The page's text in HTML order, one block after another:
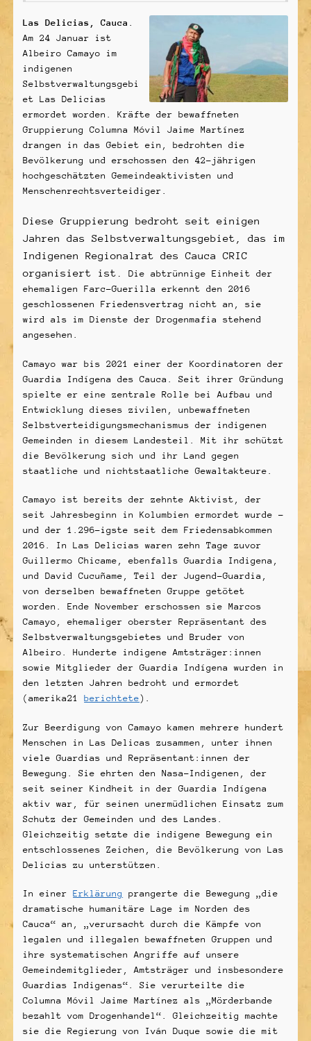
Las Delicias, Cauca
Am 24 Januar ist
Albeiro Camayo im
indigenen
Selbstverwaltungsgebi
et Las Delicias
ermordet worden. Kräfte der bewaffneten
Gruppierung Columna Móvil Jaime Martínez
drangen in das Gebiet ein, bedrohten die
Bevölkerung und erschossen den 42-jährigen
hochgeschätzten Gemeindeaktivisten und
Menschenrechtsverteidiger.
Diese Gruppierung bedroht seit einigen
Jahren das Selbstverwaltungsgebiet, das
im
Indigenen Regionalrat des Cauca CRIC
organisiert ist
Die abtrünnige Einheit der
ehemaligen Farc-Guerilla erkennt den 2016
geschlossenen Friedensvertrag nicht an, sie
wird als im Dienste der Drogenmafia stehend
angesehen.
Camayo war bis 2021 einer der Koordinatoren der
Guardia Indígena des Cauca. Seit ihrer Gründung
spielte er eine zentrale Rolle bei Aufbau und
Entwicklung dieses zivilen, unbewaffneten
Selbstverteidigungsmechanismus der indigenen
Gemeinden in diesem Landesteil. Mit ihr schützt
die Bevölkerung sich und ihr Land gegen
staatliche und nichtstaatliche Gewaltakteure.
Camayo ist bereits der zehnte Aktivist, der
seit Jahresbeginn in Kolumbien ermordet wurde –
und der 1.296-igste seit dem Friedensabkommen
2016. In Las Delicias waren zehn Tage zuvor
Guillermo Chicame, ebenfalls Guardia Indigena,
und David Cucuñame, Teil der Jugend-Guardia,
von derselben bewaffneten Gruppe getötet
worden. Ende November erschossen sie Marcos
Camayo, ehemaliger oberster Repräsentant des
Selbstverwaltungsgebietes und Bruder von
Albeiro. Hunderte indigene Amtsträger:innen
sowie Mitglieder der Guardia Indígena wurden in
den letzten Jahren bedroht und ermordet
(amerika21berichtete).
Zur Beerdigung von Camayo kamen mehrere hundert
Menschen in Las Delicas zusammen, unter ihnen
viele Guardias und Repräsentant:innen der
Bewegung. Sie ehrten den Nasa-Indigenen, der
seit seiner Kindheit in der Guardia Indígena
aktiv war, für seinen unermüdlichen Einsatz zum
Schutz der Gemeinden und des Landes.
Gleichzeitig setzte die indigene Bewegung ein
entschlossenes Zeichen, die Bevölkerung von Las
Delicias zu unterstützen.
In einerErklärung
prangerte die Bewegung „die
dramatische humanitäre Lage im Norden des
Cauca“ an, „verursacht durch die Kämpfe von
legalen und illegalen bewaffneten Gruppen und
ihre systematischen Angriffe auf unsere
Gemeindemitglieder, Amtsträger und insbesondere
Guardias Indigenas“. Sie verurteilte die
Columna Móvil Jaime Martínez als „Mörderbande
bezahlt vom Drogenhandel“. Gleichzeitig machte
sie die Regierung von Iván Duque sowie die mit